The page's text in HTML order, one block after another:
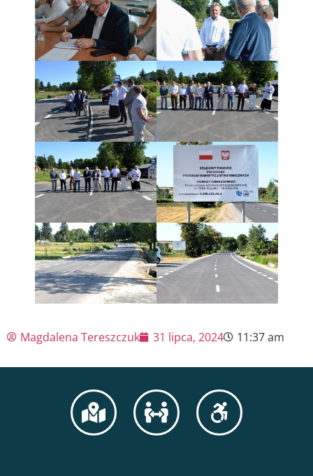
Magdalena Tereszczuk 31 lipca, 2024 11:37 am